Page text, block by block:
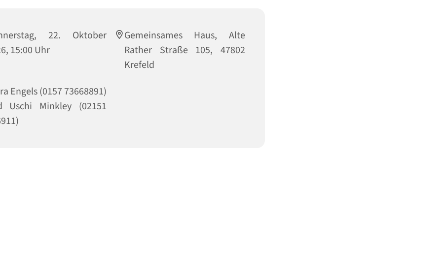
22. Oktober
15:00 Uhr
Gemeinsames Haus, Alte
Rather Straße 105, 47802
Krefeld
Engels (0157 73668891)
Uschi Minkley (02151